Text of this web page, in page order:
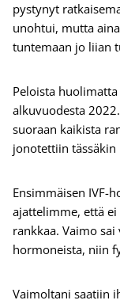
pystynyt
unohtui, mutta
tuntemaan jo liian
Peloista
alkuvuodesta
suoraan kaikista
jonotettiin tässäkin
Ensimmäisen IVF-
ajattelimme, että
rankkaa. Vaimo
hormoneista, niin
Vaimoltani saatiin